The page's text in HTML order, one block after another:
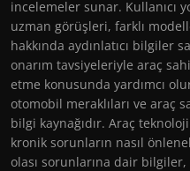
incelemeler sunar. Kullanıcı
uzman görüşleri, farklı
hakkında aydınlatıcı bilgiler
onarım tavsiyeleriyle araç
etme konusunda yardımcı
otomobil meraklıları ve araç
bilgi kaynağıdır. Araç
kronik sorunların nasıl
olası sorunlarına dair